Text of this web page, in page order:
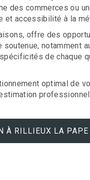
commerces ou
et accessibilité à la
offre des
notamment
de chaque
optimal de
À RILLIEUX LA PAPE